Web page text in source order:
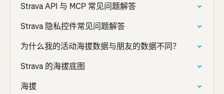
Strava API 与 MCP 常见问题解答
Strava 隐私控件常见问题解答
为什么我的活动海拔数据与朋友的数据不同？
Strava 的海拔底图
海拔